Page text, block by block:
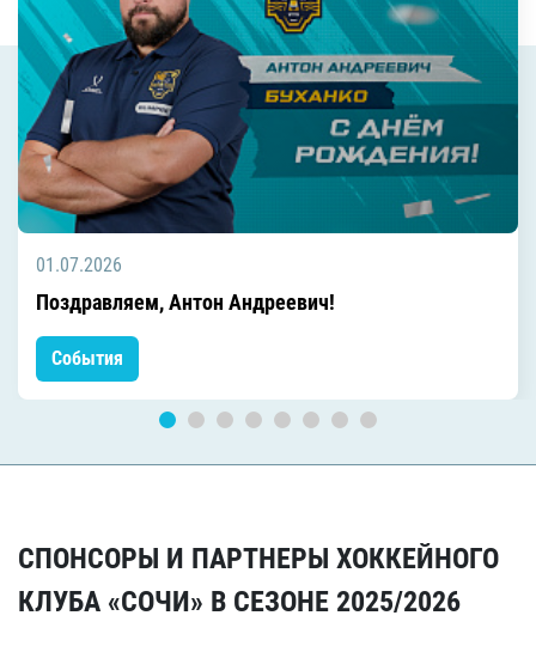
01.07.2026
Поздравляем, Антон Андреевич!
События
СПОНСОРЫ И ПАРТНЕРЫ ХОККЕЙНОГО
КЛУБА «СОЧИ» В СЕЗОНЕ 2025/2026